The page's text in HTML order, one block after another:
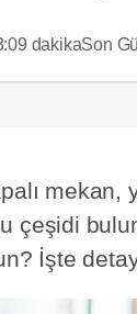
dakikaSon
mekan,
çeşidi
İşte